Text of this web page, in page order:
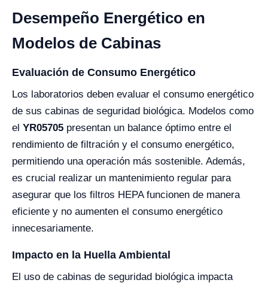
Desempeño Energético en
Modelos de Cabinas
Evaluación de Consumo Energético
Los laboratorios deben evaluar el consumo energético
de sus cabinas de seguridad biológica. Modelos como
el YR05705 presentan un balance óptimo entre el
rendimiento de filtración y el consumo energético,
permitiendo una operación más sostenible. Además,
es crucial realizar un mantenimiento regular para
asegurar que los filtros HEPA funcionen de manera
eficiente y no aumenten el consumo energético
innecesariamente.
Impacto en la Huella Ambiental
El uso de cabinas de seguridad biológica impacta